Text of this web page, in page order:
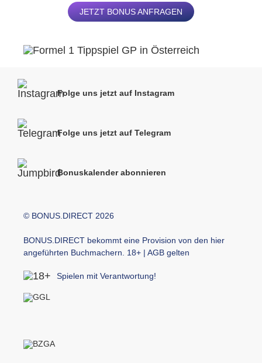
JETZT BONUS ANFRAGEN
Folge uns jetzt auf Instagram
Folge uns jetzt auf Telegram
Bonuskalender abonnieren
© BONUS.DIRECT 2026
BONUS.DIRECT bekommt eine Provision von den hier
angeführten Buchmachern. 18+ | AGB gelten
Spielen mit Verantwortung!